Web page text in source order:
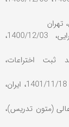
پروژه یابی، ارتباط با صنعت و نهاد اجرایی، 1400/12/03،
ثبت اختراعات،
طبقه‌بندی بین المللی اختراعات، 1401/11/18، 1401/11/18، ایران،
(متون تدریس)،